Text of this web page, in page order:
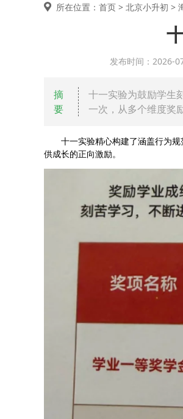
所在位置：首页 > 北京小升初 >
发布时间：2026-
摘
要
十一实验为鼓励学生
一次，从多个维度奖
十一实验精心构建了涵盖行为
供成长的正向激励。